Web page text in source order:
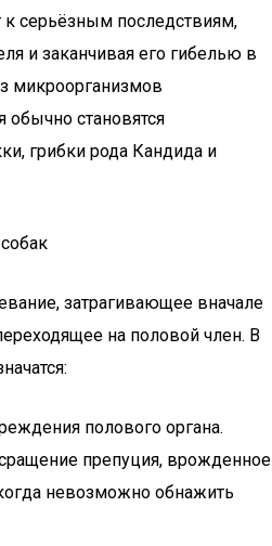
серьёзным последствиям,
и заканчивая его гибелью в
микроорганизмов
обычно становятся
грибки рода Кандида и
затрагивающее вначале
на половой член. В
полового органа.
препуция, врожденное
невозможно обнажить